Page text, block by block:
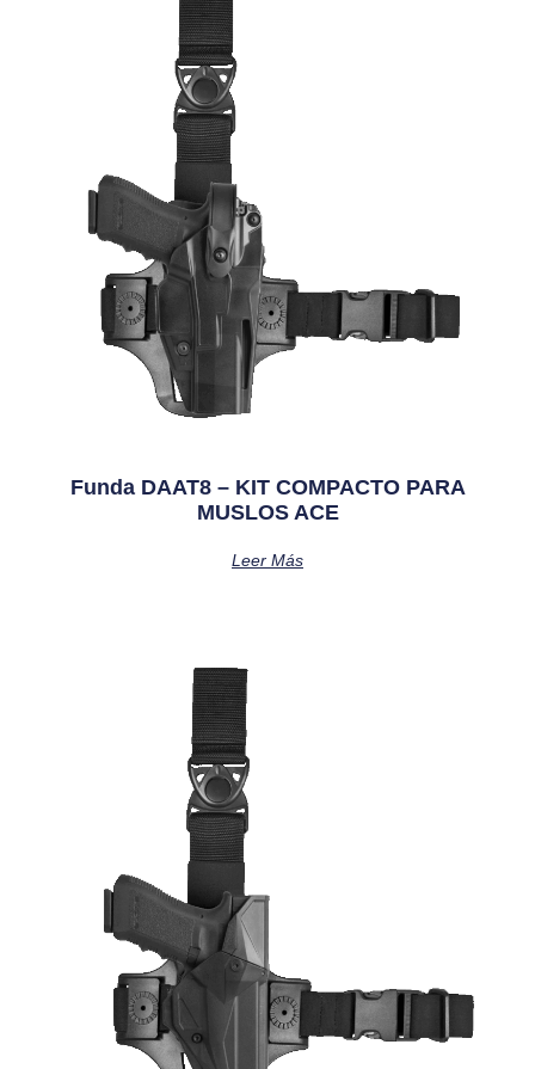
Funda DAAT8 – KIT COMPACTO PARA
MUSLOS ACE
Leer Más